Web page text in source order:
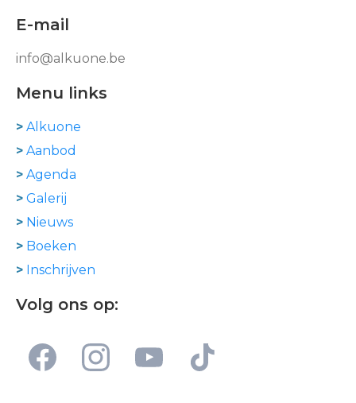
E-mail
info@alkuone.be
Menu links
> Alkuone
> Aanbod
> Agenda
> Galerij
> Nieuws
> Boeken
> Inschrijven
Volg ons op: